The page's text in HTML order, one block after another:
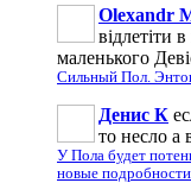
Olexandr
відлетіти
маленького
Сильный Пол.
Денис К
то несло а
У Пола будет
новые